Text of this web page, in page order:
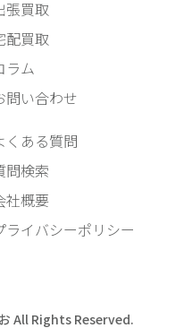
張買取
配買取
ラム
問い合わせ
くある質問
問検索
社概要
ライバシーポリシー
All Rights Reserved.